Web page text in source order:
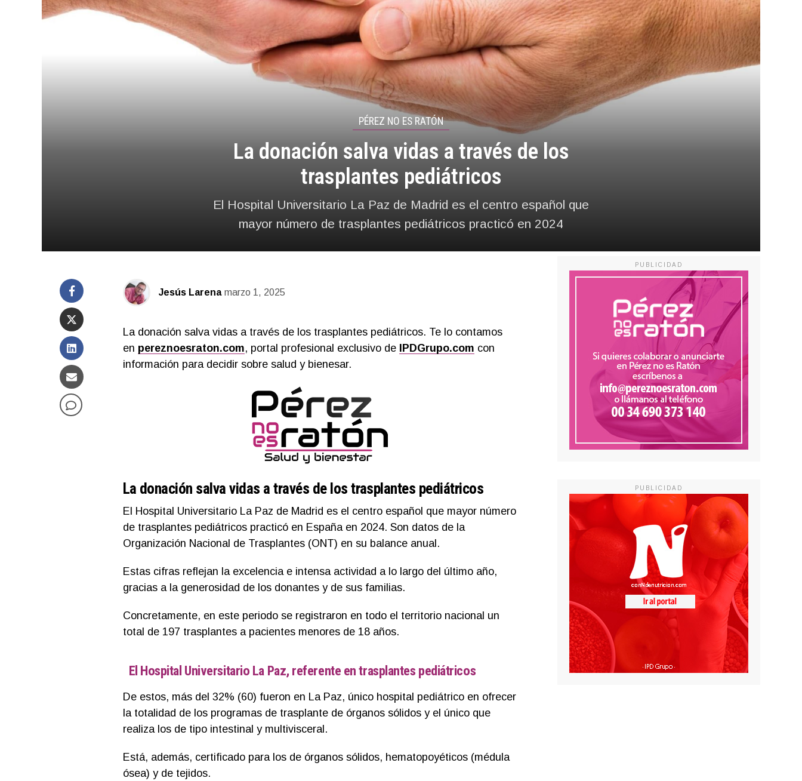
PÉREZ NO ES RATÓN
La donación salva vidas a través de los
trasplantes pediátricos
El Hospital Universitario La Paz de Madrid es el centro español que
mayor número de trasplantes pediátricos practicó en 2024
Jesús Larena marzo 1, 2025
La donación salva vidas a través de los trasplantes pediátricos. Te lo contamos
en pereznoesraton.com, portal profesional exclusivo de IPDGrupo.com con
información para decidir sobre salud y bienesar.
La donación salva vidas a través de los trasplantes pediátricos
El Hospital Universitario La Paz de Madrid es el centro español que mayor número
de trasplantes pediátricos practicó en España en 2024. Son datos de la
Organización Nacional de Trasplantes (ONT) en su balance anual.
Estas cifras reflejan la excelencia e intensa actividad a lo largo del último año,
gracias a la generosidad de los donantes y de sus familias.
Concretamente, en este periodo se registraron en todo el territorio nacional un
total de 197 trasplantes a pacientes menores de 18 años.
El Hospital Universitario La Paz, referente en trasplantes pediátricos
De estos, más del 32% (60) fueron en La Paz, único hospital pediátrico en ofrecer
la totalidad de los programas de trasplante de órganos sólidos y el único que
realiza los de tipo intestinal y multivisceral.
Está, además, certificado para los de órganos sólidos, hematopoyéticos (médula
ósea) y de tejidos.
PUBLICIDAD
PUBLICIDAD